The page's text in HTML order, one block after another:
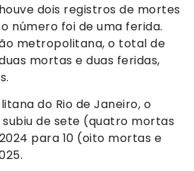
dois registros de mortes
número foi de uma ferida.
metropolitana, o total de
mortas e duas feridas,
do Rio de Janeiro, o
de sete (quatro mortas
para 10 (oito mortas e